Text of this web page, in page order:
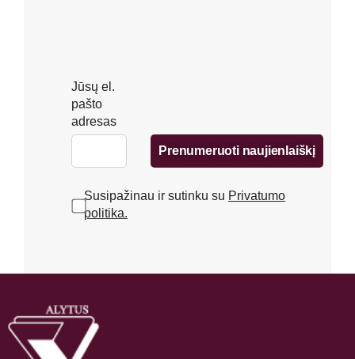
Jūsų el.
pašto
adresas
Prenumeruoti naujienlaiškį
Susipažinau ir sutinku su Privatumo
politika.